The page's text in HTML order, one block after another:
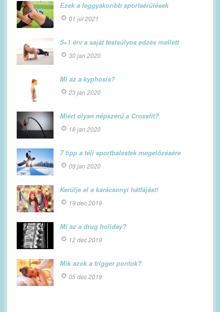
Ezek a leggyakoribb sportsérülések
01 júl 2021
5+1 érv a saját testsúlyos edzés mellett
30 jan 2020
Mi az a kyphosis?
23 jan 2020
Miért olyan népszerű a Crossfit?
16 jan 2020
7 tipp a téli sportbalestek megelőzésére
09 jan 2020
Kerülje el a karácsonyi hátfájást!
19 dec 2019
Mi az a drug holiday?
12 dec 2019
Mik azok a trigger pontok?
05 dec 2019